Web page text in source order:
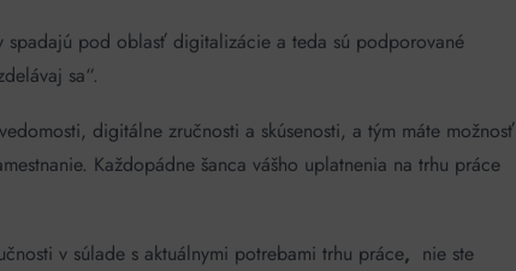
spadajú pod oblasť digitalizácie a teda sú podporované
sa“.
digitálne zručnosti a skúsenosti, a tým máte možnosť
Každopádne šanca vášho uplatnenia na trhu práce
v súlade s aktuálnymi potrebami trhu práce, nie ste